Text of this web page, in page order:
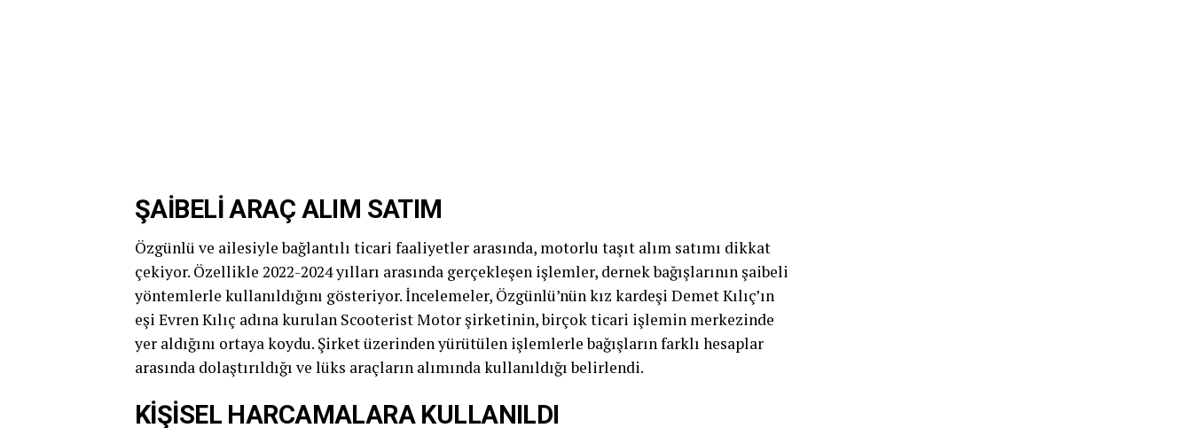
ŞAİBELİ ARAÇ ALIM SATIM
Özgünlü ve ailesiyle bağlantılı ticari faaliyetler arasında, motorlu taşıt alım satımı dikkat
çekiyor. Özellikle 2022-2024 yılları arasında gerçekleşen işlemler, dernek bağışlarının şaibeli
yöntemlerle kullanıldığını gösteriyor. İncelemeler, Özgünlü’nün kız kardeşi Demet Kılıç’ın
eşi Evren Kılıç adına kurulan Scooterist Motor şirketinin, birçok ticari işlemin merkezinde
yer aldığını ortaya koydu. Şirket üzerinden yürütülen işlemlerle bağışların farklı hesaplar
arasında dolaştırıldığı ve lüks araçların alımında kullanıldığı belirlendi.
KİŞİSEL HARCAMALARA KULLANILDI